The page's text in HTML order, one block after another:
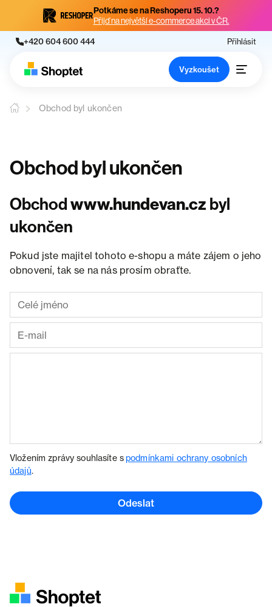
Potkáme se na Reshoperu 15. 10.?
Přijď na největší e-commerce akci v ČR.
+420 604 600 444 Přihlásit
Vyzkoušet
Obchod byl ukončen
Obchod byl ukončen
Obchodwww.hundevan.cz byl
ukončen
Pokud jste majitel tohoto e-shopu a máte zájem o jeho
obnovení, tak se na nás prosím obraťte.
Vložením zprávy souhlasíte spodmínkami ochrany osobních
údajů.
Odeslat